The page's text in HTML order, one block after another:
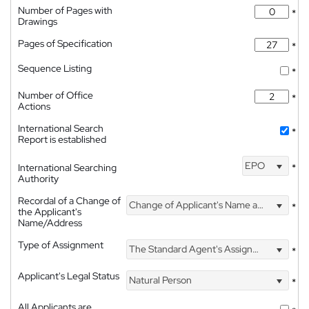
Number of Pages with
Drawings
*
Pages of Specification
*
Sequence Listing
*
Number of Office
Actions
*
International Search
Report is established
*
International Searching
Authority
EPO *
Recordal of a Change of
the Applicant's
Name/Address
Change of Applicant's Name and Address *
Type of Assignment The Standard Agent's Assignment
*
Applicant's Legal Status
Natural Person
*